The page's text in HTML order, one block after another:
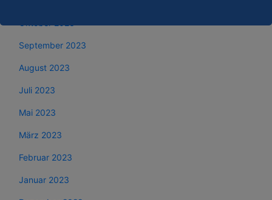
September 2023
August 2023
Juli 2023
Mai 2023
März 2023
Februar 2023
Januar 2023